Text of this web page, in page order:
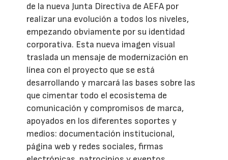
de la nueva Junta Directiva de AEFA por
realizar una evolución a todos los niveles,
empezando obviamente por su identidad
corporativa. Esta nueva imagen visual
traslada un mensaje de modernización en
línea con el proyecto que se está
desarrollando y marcará las bases sobre las
que cimentar todo el ecosistema de
comunicación y compromisos de marca,
apoyados en los diferentes soportes y
medios: documentación institucional,
página web y redes sociales, firmas